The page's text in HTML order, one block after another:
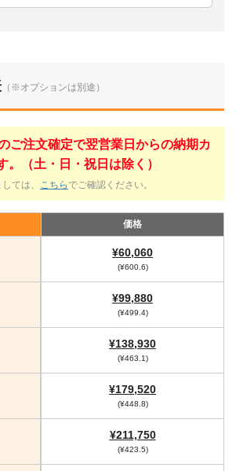
（※オプションは別途）
ご注文確定で翌営業日からの納期カ
。（土・日・祝日は除く）
ては、 こちら でご確認ください。
価格
¥60,060
(¥600.6)
¥99,880
(¥499.4)
¥138,930
(¥463.1)
¥179,520
(¥448.8)
¥211,750
(¥423.5)